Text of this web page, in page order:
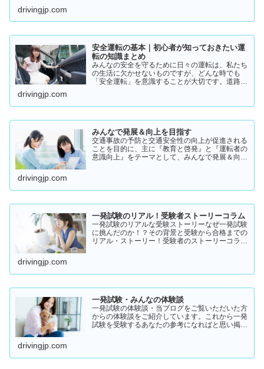
た。結論から言うと👇👉 …
drivingjp.com
安全運転の基本｜初心者が知っておきたい運
転の知識まとめ
みんなの安全を守るために日々の運転は、私たち
の生活に欠かせないものですが、どんな時でも
「安全運転」を意識することが大切です。道路状
過ぎや注意力の低下、小…
drivingjp.com
みんなで発展＆向上を目指す
交通事故の予防と交通安全性の向上が促進される
ことを目的に、主に『教育と啓発』と『運転者の
意識向上』をテーマとして、みんなで発展＆向上
drivingjp.com
一発試験のリアル！受験者ストーリーコラム
一発試験のリアルな受験ストーリーなぜ一発試験
に挑んだのか！？その背景と受験から合格までの
リアル・ストーリー！受験者のストーリーコラム
drivingjp.com
一発試験・みんなの体験談
一発試験の体験談・当ブログをご覧いただいた方
からの体験談をご紹介しています。これから一発
試験を受験するあなたの参考になればと思い掲載
drivingjp.com